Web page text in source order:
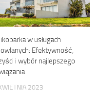
w usługach
Efektywność,
i wybór najlepszego
2023